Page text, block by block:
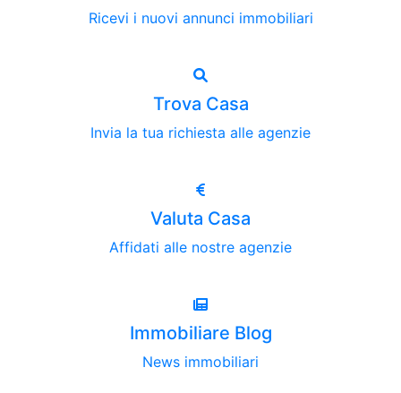
Ricevi i nuovi annunci immobiliari
Trova Casa
Invia la tua richiesta alle agenzie
Valuta Casa
Affidati alle nostre agenzie
Immobiliare Blog
News immobiliari